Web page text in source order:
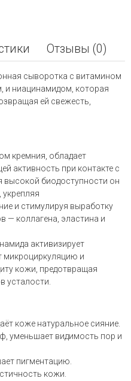
Отзывы (0)
сыворотка с витамином
и ниацинамидом, которая
ей свежесть,
кремния, обладает
активность при контакте с
высокой биодоступности он
укрепляя
и стимулируя выработку
— коллагена, эластина и
активизирует
микроциркуляцию и
кожи, предотвращая
усталости.
коже натуральное сияние.
уменьшает видимость пор и
пигментацию.
кожи.